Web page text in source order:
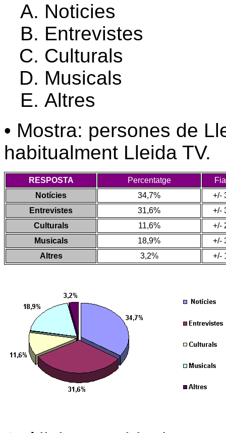
Noticies
Entrevistes
Culturals
Musicals
Altres
• Mostra: persones de
habitualment Lleida TV.
RESPOSTA Percentatge
Notícies
34,7%
+/-
Entrevistes
31,6%
+/-
Culturals
11,6%
+/-
Musicals
18,9%
+/-
Altres
3,2% +/-